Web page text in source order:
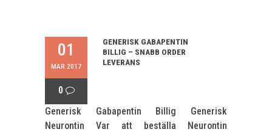
01
MAR 2017
0
GENERISK GABAPENTIN
BILLIG – SNABB ORDER
LEVERANS
Generisk Gabapentin Billig Generisk
Neurontin Var att beställa Neurontin